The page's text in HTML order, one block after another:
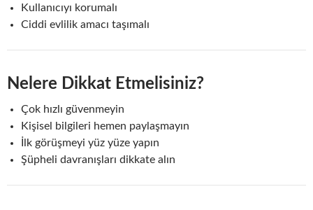
Kullanıcıyı korumalı
Ciddi evlilik amacı taşımalı
Nelere Dikkat Etmelisiniz?
Çok hızlı güvenmeyin
Kişisel bilgileri hemen paylaşmayın
İlk görüşmeyi yüz yüze yapın
Şüpheli davranışları dikkate alın